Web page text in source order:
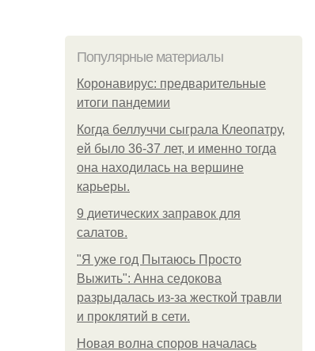
Популярные материалы
Коронавирус: предварительные
итоги пандемии
Когда беллуччи сыграла Клеопатру,
ей было 36-37 лет, и именно тогда
она находилась на вершине
карьеры.
9 диетических заправок для
салатов.
"Я уже год Пытаюсь Просто
Выжить": Анна седокова
разрыдалась из-за жесткой травли
и проклятий в сети.
Новая волна споров началась